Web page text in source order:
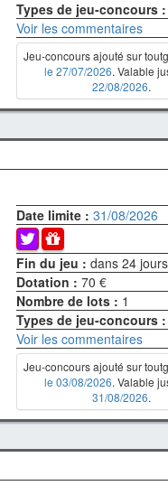
Types de jeu-concours
Voir les commentaires
Jeu-concours ajouté sur
le 27/07/2026. Valable
22/08/2026.
Date limite :31/08/2026
Fin du jeu :dans 24 jours
Dotation :70 €
Nombre de lots : 1
Types de jeu-concours
Voir les commentaires
Jeu-concours ajouté sur
le 03/08/2026. Valable
31/08/2026.